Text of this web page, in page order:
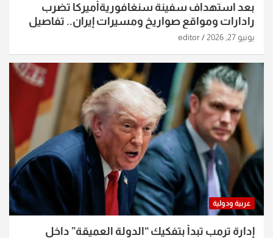
بعد استهداف سفينة سنغافوريةأميركا تضرب
رادارات ومواقع صواريخ ومسيرات إيران.. تفاصيل
الساعات الماضية
يونيو 27, 2026 editor
عربية ودولية
إدارة ترمب تبدأ بتفكيك “الدولة العميقة” داخل